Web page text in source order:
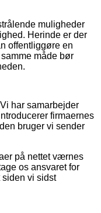
muligheder
Herinde er der
offentliggøre en
måde bør
har samarbejder
firmaernes
bruger vi sender
på nettet værnes
os ansvaret for
vi sidst